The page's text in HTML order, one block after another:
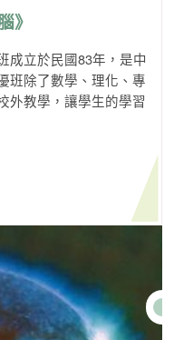
》
成立於民國83年，是中
班除了數學、理化、專
外教學，讓學生的學習